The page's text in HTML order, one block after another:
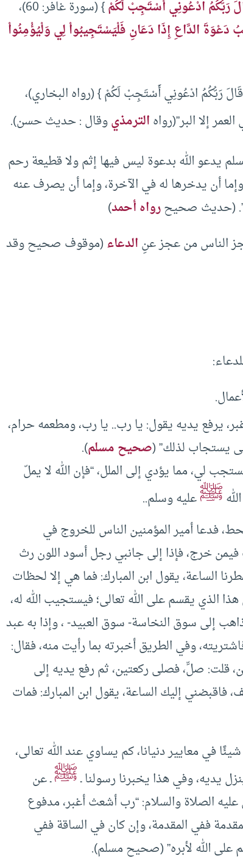
رَبُّكُمُ ادْعُونِي أَسْتَجِبْ لَكُمْ
} (سورة غافر: 60)،
الدَّاعِ إِذَا دَعَانِ فَلْيَسْتَجِيبُواْ لِي وَلْيُؤْمِنُواْ
رَبُّكُمُ ادْعُونِي أَسْتَجِبْ لَكُمْ } (رواه البخاري)،
إلا البر”(رواهالترمذيوقال : حديث حسن).
يدعو الله بدعوة ليس فيها إثم ولا قطيعة رحم
أن يدخرها له في الآخرة، وإما أن يصرف عنه
(حديث صحيحرواه أحمد)
الناس من عجز عنِالدعاء(موقوف صحيح وقد
يرفع يديه يقول: يا رب.. يا رب، ومطعمه حرام،
يستجاب لذلك” (صحيح مسلم).
لي، مما يؤدي إلى الملل، “فإن الله لا يملّ
ﷺعليه وسلم..
فدعا أمير المؤمنين الناس للخروج في
خرج، فإذا إلى جانبي رجل أسود اللون رث
الساعة، يقول ابن المبارك: فما هي إلا لحظات
الذي يقسم على الله تعالى؛ فيستجيب الله له،
إلى سوق النخاسة- سوق العبيد- ، وإذا به عبد
وفي الطريق أخبرته بما رأيت منه، فقال:
قلت: صلِّ، فصلى ركعتين، ثم رفع يديه إلى
فاقبضني إليك الساعة، يقول ابن المبارك: فمات
في معايير دنيانا، كم يساوي عند الله تعالى،
يديه، وفي هذا يخبرنا رسولنا ـﷺـ عن
الصلاة والسلام: “رب أشعث أغبر، مدفوع
ففي المقدمة، وإن كان في الساقة ففي
على الله لأبره” (صحيح مسلم).